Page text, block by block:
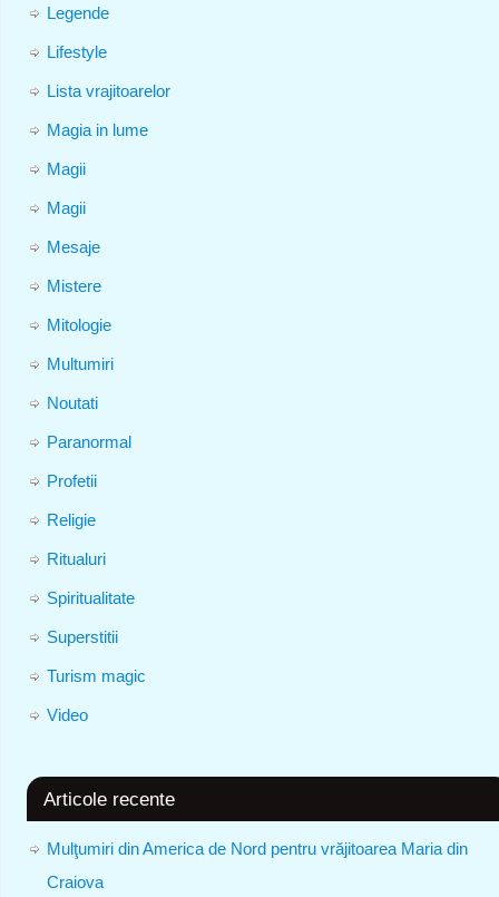
Legende
Lifestyle
Lista vrajitoarelor
Magia in lume
Magii
Magii
Mesaje
Mistere
Mitologie
Multumiri
Noutati
Paranormal
Profetii
Religie
Ritualuri
Spiritualitate
Superstitii
Turism magic
Video
Articole recente
Mulţumiri din America de Nord pentru vrăjitoarea Maria din
Craiova